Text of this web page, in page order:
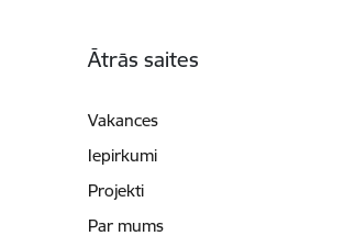
Ātrās saites
Vakances
Iepirkumi
Projekti
Par mums